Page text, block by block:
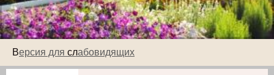
Версия для слабовидящих